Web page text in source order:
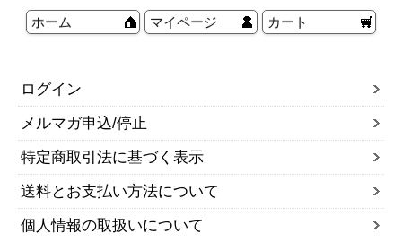
ホーム マイページ カート
ログイン
メルマガ申込/停止
特定商取引法に基づく表示
送料とお支払い方法について
個人情報の取扱いについて